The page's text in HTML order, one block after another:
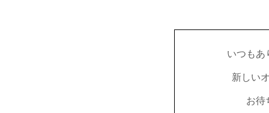
いつもあ
新しい
お待